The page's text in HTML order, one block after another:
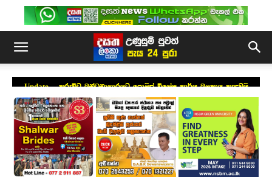
Update – කුරුවිට බන්ධනාගාරයට පොලිස් විශේෂ කාර්ය බලකාය කැඳවයි